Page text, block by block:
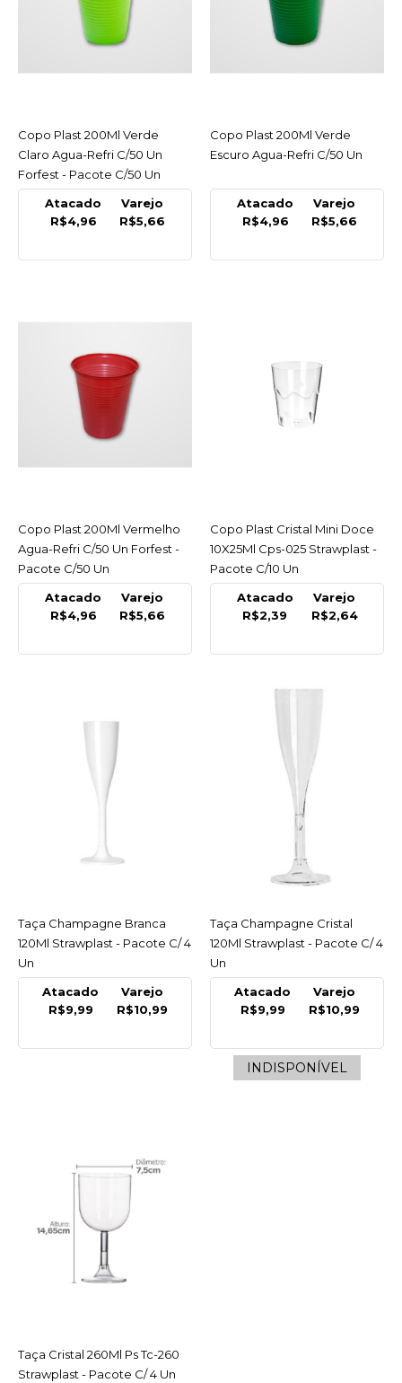
Copo Plast 200Ml Prata
Agua-Refri C/50 Un
R$5,66
COMPARAR
COMPRAR
FORFEST
Copo Plast 200Ml Rosa
Agua-Refri C/50 Un
Forfest - Pacote C/50 Un
Copo Plast 200Ml Verde
Claro Agua-Refri C/50 Un
Forfest - Pacote C/50 Un
COMPRAR
COMPARAR
Copo Plast 200Ml Verde
Escuro Agua-Refri C/50
ACESSAR
Copo Plast 200Ml Verde
Claro Agua-Refri C/50 Un
Forfest - Pacote C/50 Un
Atacado
R$4,96
Varejo
R$5,66
ACESSAR
Copo Plast 200Ml Verde
Escuro Agua-Refri C/50 Un
Atacado
R$4,96
Varejo
R$5,66
ACESSAR
Copo Plast 200Ml Vermelho
Agua-Refri C/50 Un Forfest -
Pacote C/50 Un
Atacado
R$4,96
Varejo
R$5,66
ACESSAR
Copo Plast Cristal Mini Doce
10X25Ml Cps-025 Strawplast -
Pacote C/10 Un
Atacado
R$2,39
Varejo
R$2,64
ACESSAR
Taça Champagne Branca
120Ml Strawplast - Pacote C/ 4
Un
Atacado
R$9,99
Varejo
R$10,99
ACESSAR
Taça Champagne Cristal
120Ml Strawplast - Pacote C/ 4
Un
Atacado
R$9,99
Varejo
R$10,99
INDISPONÍVEL
ACESSAR
Taça Cristal 260Ml Ps Tc-260
Strawplast - Pacote C/ 4 Un